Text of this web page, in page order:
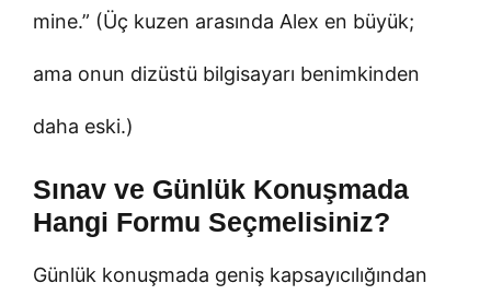
mine.” (Üç kuzen arasında Alex en büyük;
ama onun dizüstü bilgisayarı benimkinden
daha eski.)
Sınav ve Günlük Konuşmada
Hangi Formu Seçmelisiniz?
Günlük konuşmada geniş kapsayıcılığından